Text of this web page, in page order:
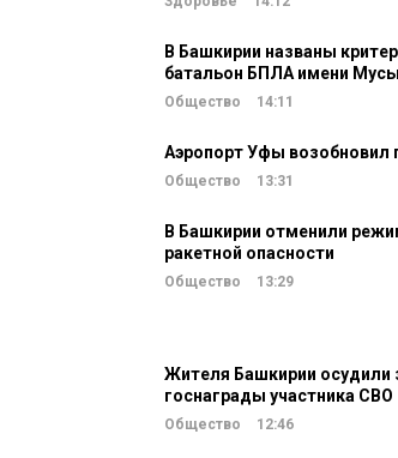
В Башкирии названы
батальон БПЛА имени Мусы
Общество 14:11
Аэропорт Уфы возобновил
Общество 13:31
В Башкирии отменили
ракетной опасности
Общество 13:29
Жителя Башкирии осудили
госнаграды участника СВО
Общество 12:46